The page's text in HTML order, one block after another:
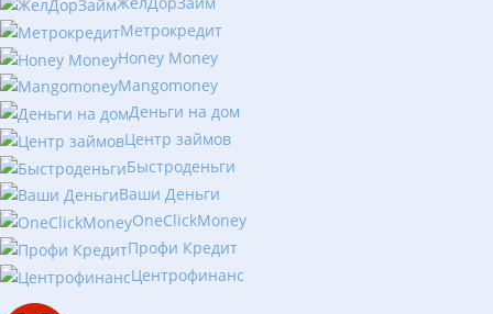
Метрокредит
Honey Money
Mangomoney
Деньги на дом
Центр займов
Быстроденьги
Ваши Деньги
OneClickMoney
Профи Кредит
Центрофинанс